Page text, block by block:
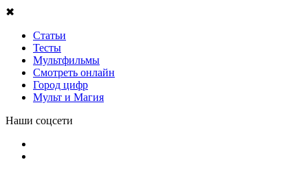
✖
Статьи
Тесты
Мультфильмы
Смотреть онлайн
Город цифр
Мульт и Магия
Наши соцсети